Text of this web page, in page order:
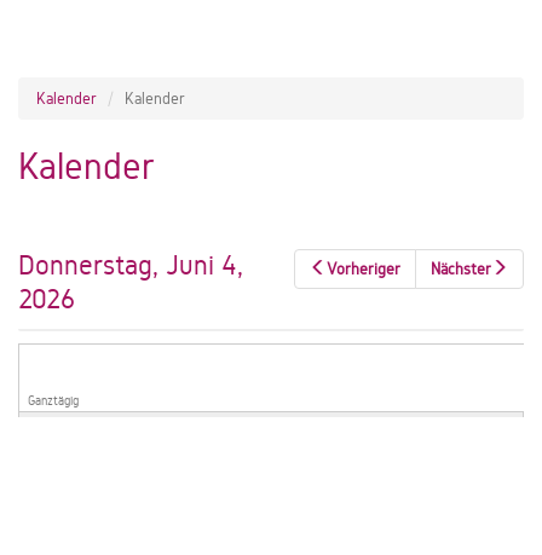
Kalender Kalender
Kalender
Vorheriger Nächster
Donnerstag, Juni 4,
2026
Ganztägig